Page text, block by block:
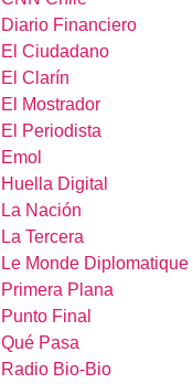
Diario Financiero
El Ciudadano
El Clarín
El Mostrador
El Periodista
Emol
Huella Digital
La Nación
La Tercera
Le Monde Diplomatique
Primera Plana
Punto Final
Qué Pasa
Radio Bio-Bio